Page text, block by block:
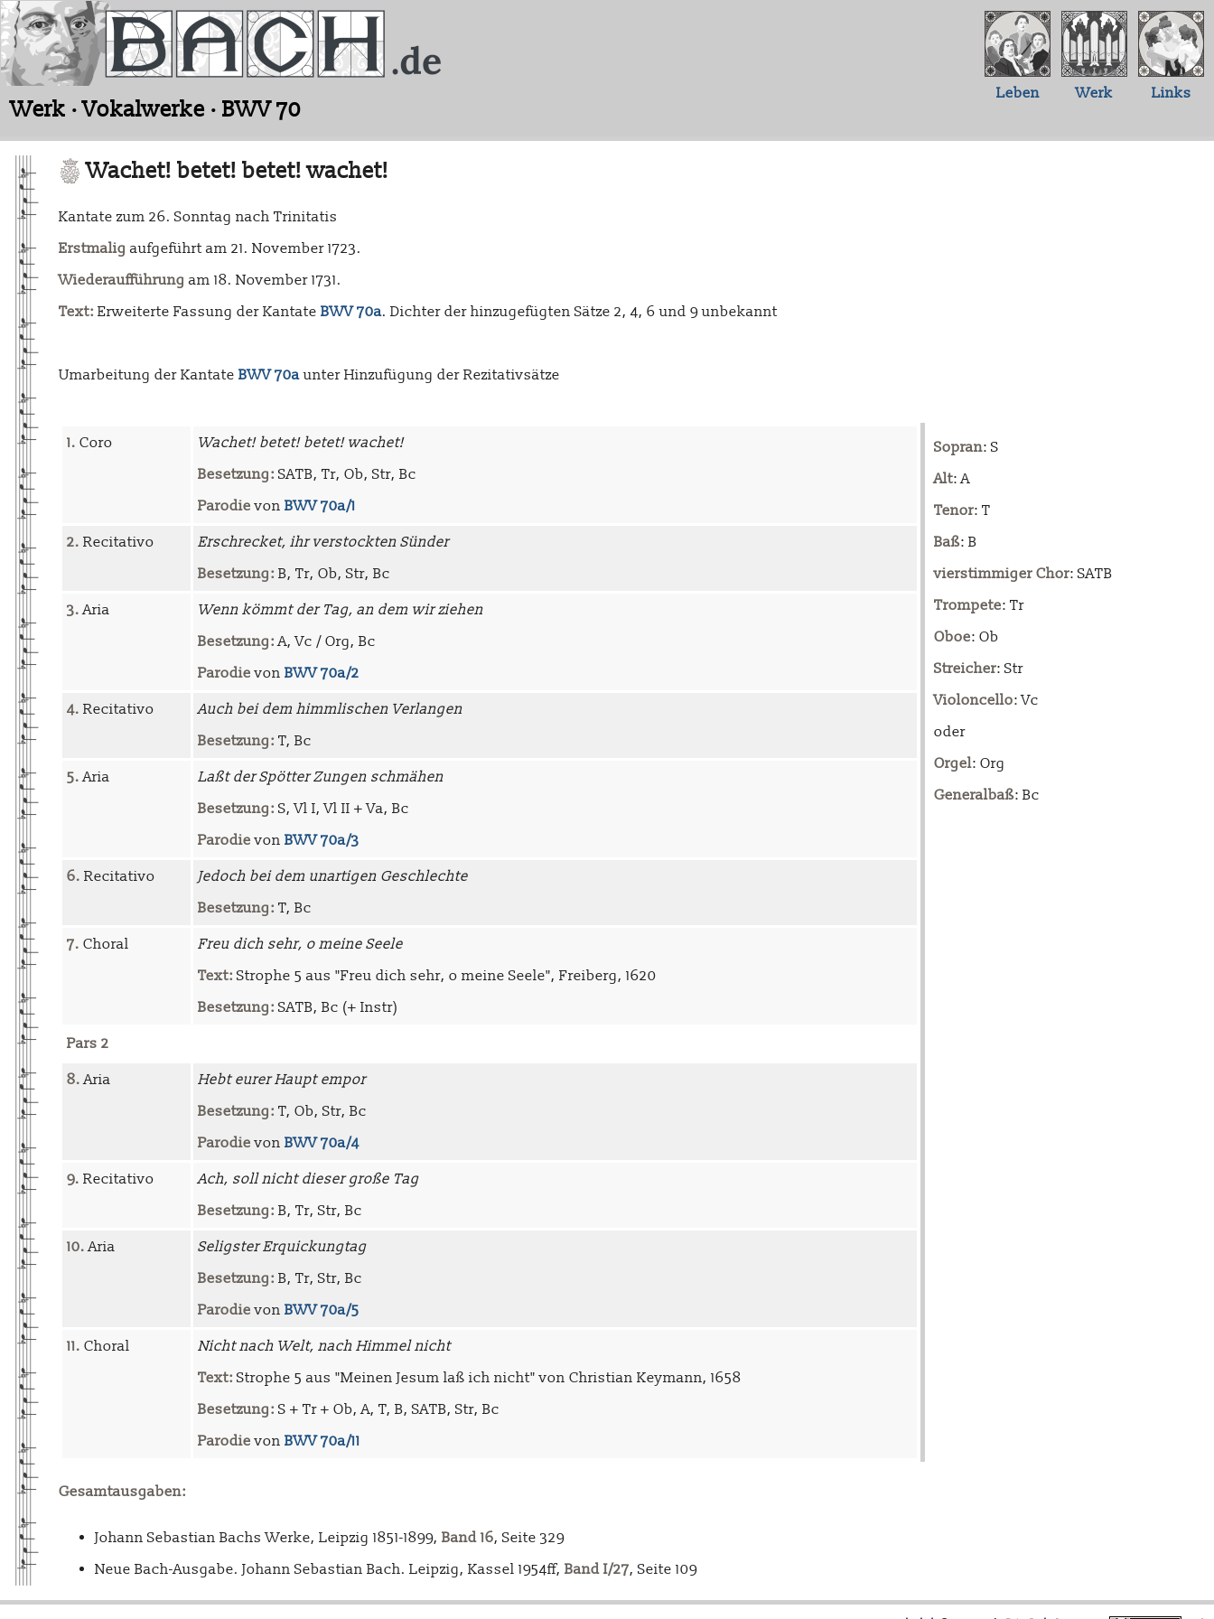
Werk · Vokalwerke · BWV 70
Leben Werk Links
Wachet! betet! betet! wachet!
Kantate zum 26. Sonntag nach Trinitatis
Erstmalig aufgeführt am 21. November 1723.
Wiederaufführung am 18. November 1731.
Text: Erweiterte Fassung der Kantate BWV 70a. Dichter der hinzugefügten Sätze 2, 4, 6 und 9 unbekannt
Umarbeitung der Kantate BWV 70aunter Hinzufügung der Rezitativsätze
1. Coro
Wachet! betet! betet! wachet!
Besetzung: SATB, Tr, Ob, Str, Bc
Parodie von BWV 70a/1
2. Recitativo
Erschrecket, ihr verstockten Sünder
Besetzung: B, Tr, Ob, Str, Bc
3.Aria
Wenn kömmt der Tag, an dem wir ziehen
Besetzung:A, Vc / Org, Bc
Parodie von BWV 70a/2
4. Recitativo
Auch bei dem himmlischen Verlangen
Besetzung: T, Bc
5.Aria
Laßt der Spötter Zungen schmähen
Besetzung: S, Vl I, Vl II + Va, Bc
Parodie von BWV 70a/3
6. Recitativo
Jedoch bei dem unartigen Geschlechte
Besetzung: T, Bc
7. Choral
Freu dich sehr, o meine Seele
Text: Strophe 5 aus "Freu dich sehr, o meine Seele", Freiberg, 1620
Besetzung: SATB, Bc (+ Instr)
Pars 2
8.Aria
Hebt eurer Haupt empor
Besetzung: T, Ob, Str, Bc
Parodie von BWV 70a/4
9. Recitativo
Ach, soll nicht dieser große Tag
Besetzung: B, Tr, Str, Bc
10.Aria
Seligster Erquickungtag
Besetzung: B, Tr, Str, Bc
Parodie von BWV 70a/5
11. Choral
Nicht nach Welt, nach Himmel nicht
Text: Strophe 5 aus "Meinen Jesum laß ich nicht" von Christian Keymann, 1658
Besetzung: S + Tr + Ob, A, T, B, SATB, Str, Bc
Parodie von BWV 70a/11
Sopran: S
Alt: A
Tenor: T
Baß: B
vierstimmiger Chor: SATB
Trompete: Tr
Oboe: Ob
Streicher: Str
Violoncello: Vc
oder
Orgel: Org
Generalbaß: Bc
Gesamtausgaben:
Johann Sebastian Bachs Werke, Leipzig 1851-1899, Band 16, Seite 329
Neue Bach-Ausgabe. Johann Sebastian Bach. Leipzig, Kassel 1954ff, Band I/27, Seite 109